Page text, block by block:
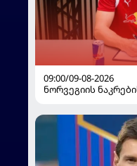
09:00/09-08-2026
ნორვეგიის